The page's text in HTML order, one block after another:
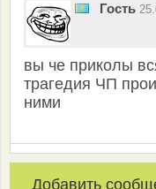
Гость
вы че приколы
трагедия ЧП
ними
Добавить